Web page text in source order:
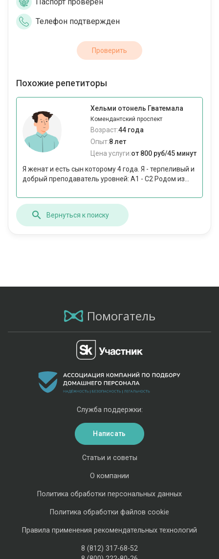
Телефон подтвержден
Проверить
Похожие репетиторы
Хельми отонель Гватемала
Комендантский проспект
Возраст:44 года
Опыт:8 лет
Цена услуги:от 800 руб/45 минут
Я женат и есть сын которому 4 года. Я - терпеливый и
добрый преподаватель уровней: А1 - С2 Родом из...
Вернуться к поиску
Помогатель
Статьи и советы
О компании
Политика обработки персональных данных
Политика обработки файлов cookie
Правила применения рекомендательных технологий
8 (812) 317-68-52
Служба поддержки:
Написать